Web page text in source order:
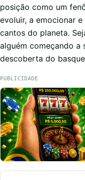
posição como um
evoluir, a emocionar
cantos do planeta.
alguém começando a
descoberta do
PUBLICIDADE